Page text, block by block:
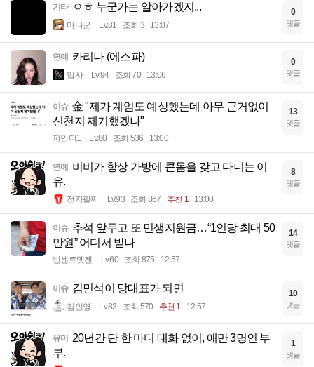
기타 ㅇㅎ 누군가는 알아가겠지...
마나군 Lv.81 조회 3 13:07
0
댓글
연예 카리나 (에스파)
입사 Lv.94 조회 70 13:06
0
댓글
이슈 金 "제가 계엄도 예상했는데 아무 근거없이
신천지 제기했겠나"
파인더1 Lv.80 조회 536 13:00
13
댓글
연예
비비가 항상 가방에 콘돔을 갖고 다니는 이
유.
전자팔찌 Lv.93 조회 867 추천 1 13:00
8
댓글
이슈 추석 앞두고 또 민생지원금…“1인당 최대 50
만원” 어디서 받나
빈센트멧젠 Lv.60 조회 875 12:57
14
댓글
이슈 김민석이 당대표가 되면
김인영 Lv.83 조회 570 추천 1 12:57
10
댓글
유머 20년간 단 한 마디 대화 없이, 애만 3명인 부
부.
1
댓글